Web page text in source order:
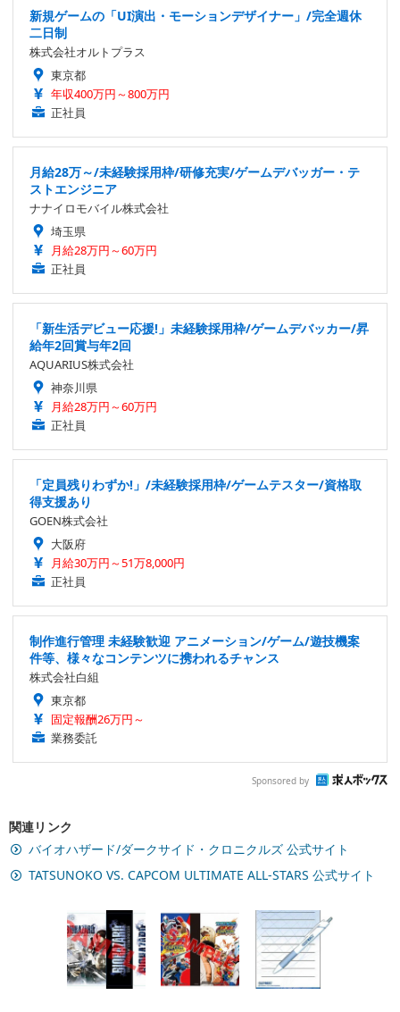
新規ゲームの「UI演出・モーションデザイナー」/完全週休
二日制
株式会社オルトプラス
東京都
年収400万円～800万円
正社員
月給28万～/未経験採用枠/研修充実/ゲームデバッガー・テ
ストエンジニア
ナナイロモバイル株式会社
埼玉県
月給28万円～60万円
正社員
「新生活デビュー応援!」未経験採用枠/ゲームデバッカー/昇
給年2回賞与年2回
AQUARIUS株式会社
神奈川県
月給28万円～60万円
正社員
「定員残りわずか!」/未経験採用枠/ゲームテスター/資格取
得支援あり
GOEN株式会社
大阪府
月給30万円～51万8,000円
正社員
制作進行管理 未経験歓迎 アニメーション/ゲーム/遊技機案
件等、様々なコンテンツに携われるチャンス
株式会社白組
東京都
固定報酬26万円～
業務委託
Sponsored by
関連リンク
バイオハザード/ダークサイド・クロニクルズ 公式サイト
TATSUNOKO VS. CAPCOM ULTIMATE ALL-STARS 公式サイト